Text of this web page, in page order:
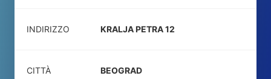
INDIRIZZO KRALJA PETRA 12
CITTÀ BEOGRAD